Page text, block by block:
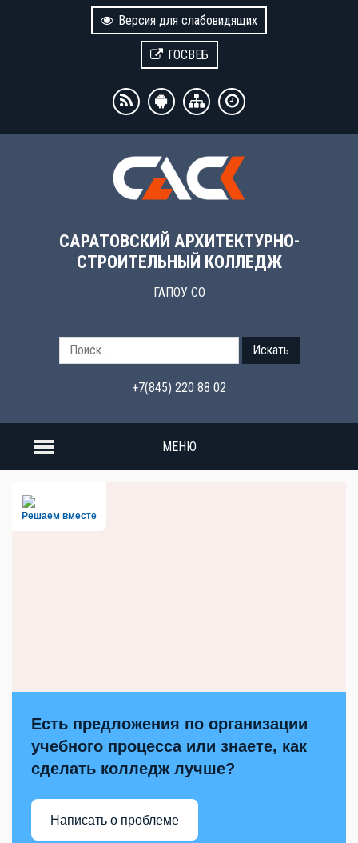
Версия для слабовидящих
ГОСВЕБ
САРАТОВСКИЙ АРХИТЕКТУРНО-
СТРОИТЕЛЬНЫЙ КОЛЛЕДЖ
ГАПОУ СО
Искать
+7(845) 220 88 02
МЕНЮ
Решаем вместе
Есть предложения по организации
учебного процесса или знаете, как
сделать колледж лучше?
Написать о проблеме